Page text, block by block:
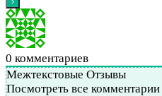
0 комментариев
Межтекстовые Отзывы
Посмотреть все комментарии